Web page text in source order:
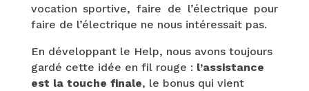
vocation sportive, faire de l’électrique pour
faire de l’électrique ne nous intéressait pas.
En développant le Help, nous avons toujours
gardé cette idée en fil rouge : l’assistance
est la touche finale, le bonus qui vient